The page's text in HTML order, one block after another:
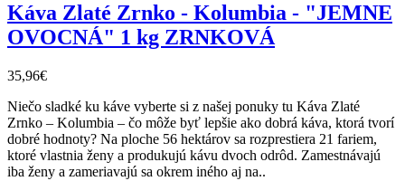
Káva Zlaté Zrnko - Kolumbia - "JEMNE
OVOCNÁ" 1 kg ZRNKOVÁ
35,96€
Niečo sladké ku káve vyberte si z našej ponuky tu Káva Zlaté
Zrnko – Kolumbia – čo môže byť lepšie ako dobrá káva, ktorá tvorí
dobré hodnoty? Na ploche 56 hektárov sa rozprestiera 21 fariem,
ktoré vlastnia ženy a produkujú kávu dvoch odrôd. Zamestnávajú
iba ženy a zameriavajú sa okrem iného aj na..